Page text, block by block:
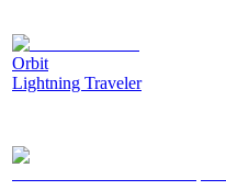
Orbit
Lightning Traveler